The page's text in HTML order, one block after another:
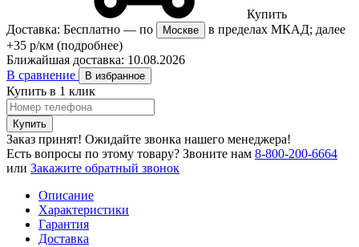
Купить
Доставка: Бесплатно — по Москве
в пределах МКАД; далее
+35 р/км (подробнее)
Ближайшая доставка: 10.08.2026
В сравнение
В избранное
Купить в 1 клик
Купить
Заказ принят! Ожидайте звонка нашего менеджера!
Есть вопросы по этому товару? Звоните нам 8-800-200-6664
или Закажите обратный звонок
Описание
Характеристики
Гарантия
Доставка